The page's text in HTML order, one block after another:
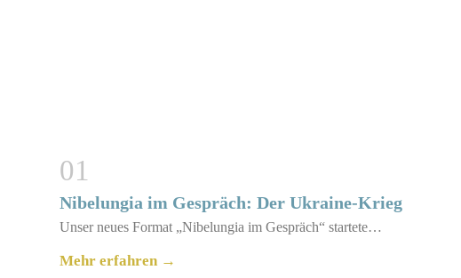
01
Nibelungia im Gespräch: Der Ukraine-Krieg
Unser neues Format „Nibelungia im Gespräch“ startete…
Mehr erfahren →